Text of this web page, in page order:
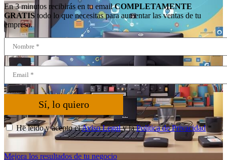
En 3 minutos recibirás en tu emailCOMPLETAMENTE
GRATIS todo lo que necesitas para aumentar las ventas de tu
empresa.
Sí, lo quiero
He leído y acepto elAviso Legaly laPolítica de Privacidad*
Mejora los resultados de tu negocio